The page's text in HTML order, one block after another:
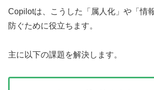
Copilotは、こうした「属人化」や「情
防ぐために役立ちます。
主に以下の課題を解決します。